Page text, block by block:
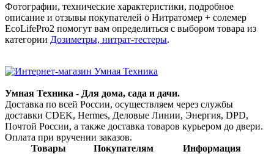
Фотографии, технические характеристики, подробное
описание и отзывы покупателей о Нитратомер + солемер
EcoLifePro2 помогут вам определиться с выбором товара из
категории Дозиметры, нитрат-тестеры.
Умная Техника - Для дома, сада и дачи.
Доставка по всей России, осуществляем через службы
доставки CDEK, Hermes, Деловые Линии, Энергия, DPD,
Почтой России, а также доставка товаров курьером до двери.
Оплата при вручении заказов.
Товары
Покупателям Информация